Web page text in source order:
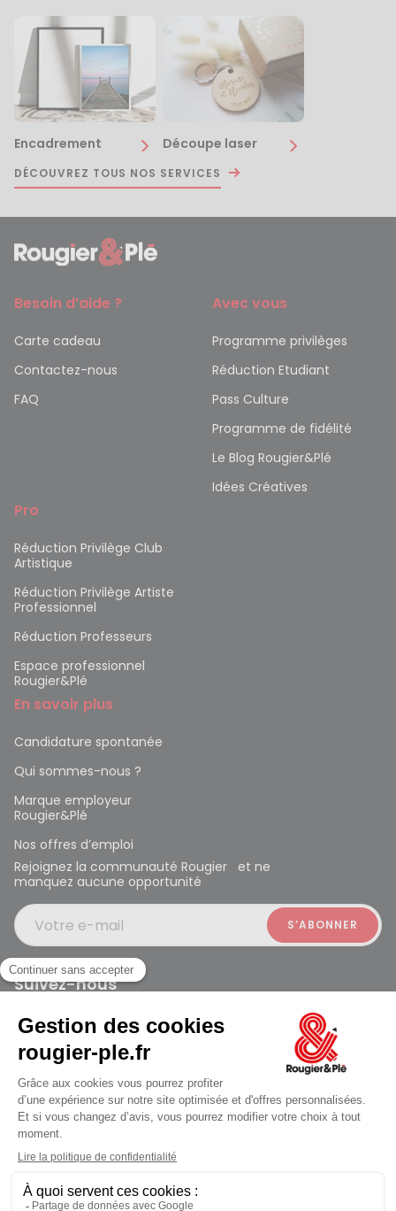
Encadrement Découpe laser
DÉCOUVREZ TOUS NOS SERVICES
Besoin d’aide ?
Carte cadeau
Contactez-nous
FAQ
Avec vous
Programme privilèges
Réduction Etudiant
Pass Culture
Programme de fidélité
Le Blog Rougier&Plé
Idées Créatives
Pro
Réduction Privilège Club
Artistique
Réduction Privilège Artiste
Professionnel
Réduction Professeurs
Espace professionnel
Rougier&Plé
En savoir plus
Candidature spontanée
Qui sommes-nous ?
Marque employeur
Rougier&Plé
Nos offres d’emploi
Rejoignez la communauté Rougier et ne
manquez aucune opportunité
Votre e-mail
Suivez-nous
Rougier et Plé 2024 Copyright
Mentions légales
Conditions générales des ventes